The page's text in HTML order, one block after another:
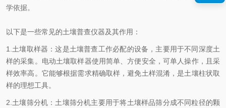
学依据。
以下是一些常见的土壤普查仪器及其作用：
1.土壤取样器：这是土壤普查工作必配的设备，主要用于不同深度土
样的采集。电动土壤取样器使用简单、方便安全，可单人操作，且采
样效率高。它能够根据需求精确取样，避免土样混淆，是土壤柱状取
样的理想工具。
2.土壤筛分机：土壤筛分机主要用于将土壤样品筛分成不同粒径的颗